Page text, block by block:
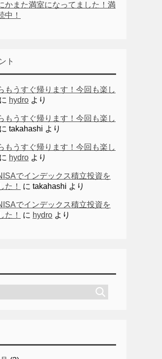
かまた満室になってました！満
中！
ト
もうすぐ帰ります！今回も楽し
に hydro より
もうすぐ帰ります！今回も楽し
に takahashi より
もうすぐ帰ります！今回も楽し
に hydro より
でインデックス積立投資を
た！
に takahashi より
でインデックス積立投資を
た！
に hydro より